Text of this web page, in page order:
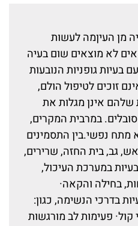
מן העיןמה לעשות
לא מוצאים שום בעיה
בעיות גופניות הנובעות
זוכים לטיפול הולם,
שלהם אינן מגלות את
במרבית המקרים,
מתח נפשי.בין התסמינים
גב, בית החזה, שרירים,
במערכת העיכול,
בחילה והקאה·
בדרכי הנשימה, כגון:
קול· פעימות לב מורגשות